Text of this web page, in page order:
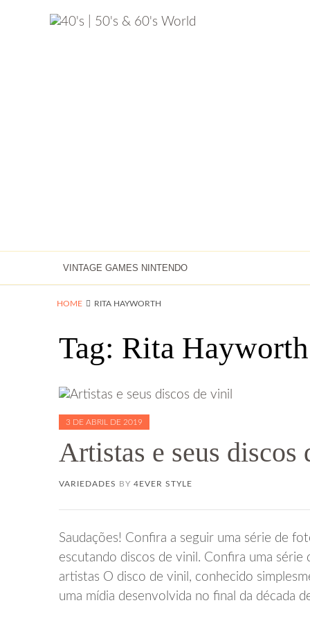
VINTAGE GAMES NINTENDO
HOME RITA HAYWORTH
Tag: Rita Hayworth
3 DE ABRIL DE 2019
Artistas e seus discos
VARIEDADES BY 4EVER STYLE
Saudações! Confira a seguir uma série de
escutando discos de vinil. Confira uma
artistas O disco de vinil, conhecido
uma mídia desenvolvida no final da década